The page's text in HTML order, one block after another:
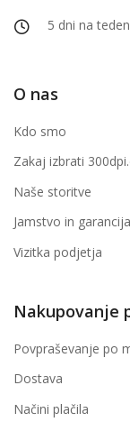
5 dni na
O nas
Kdo smo
Zakaj izbrati
Naše storitve
Jamstvo in garancija
Vizitka podjetja
Nakupovanje
Povpraševanje po
Dostava
Načini plačila